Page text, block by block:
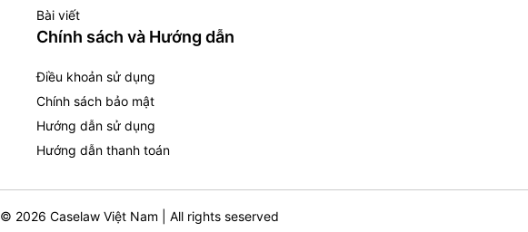
Bài viết
Chính sách và Hướng dẫn
Điều khoản sử dụng
Chính sách bảo mật
Hướng dẫn sử dụng
Hướng dẫn thanh toán
© 2026 Caselaw Việt Nam | All rights seserved